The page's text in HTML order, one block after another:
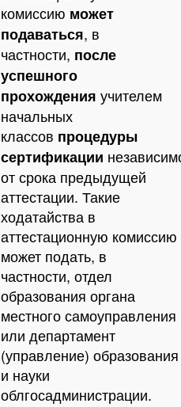
комиссию может
подаваться, в
частности, после
успешного
прохождения учителем
начальных
классов процедуры
сертификации
от срока предыдущей
аттестации. Такие
ходатайства в
аттестационную комиссию
может подать, в
частности, отдел
образования органа
местного самоуправления
или департамент
(управление) образования
и науки
облгосадминистрации.